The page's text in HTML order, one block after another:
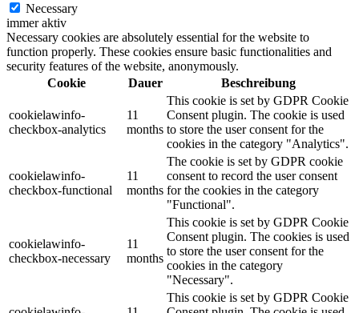
Necessary
immer aktiv
Necessary cookies are absolutely essential for the website to
function properly. These cookies ensure basic functionalities and
security features of the website, anonymously.
Cookie
Dauer Beschreibung
cookielawinfo-
checkbox-analytics
11
months
This cookie is set by GDPR Cookie
Consent plugin. The cookie is used
to store the user consent for the
cookies in the category "Analytics".
cookielawinfo-
checkbox-functional
11
months
The cookie is set by GDPR cookie
consent to record the user consent
for the cookies in the category
"Functional".
cookielawinfo-
checkbox-necessary
11
months
This cookie is set by GDPR Cookie
Consent plugin. The cookies is used
to store the user consent for the
cookies in the category
"Necessary".
This cookie is set by GDPR Cookie